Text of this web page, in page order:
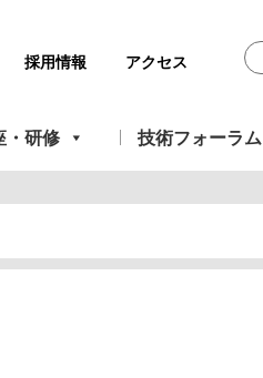
採用情報 アクセス
・研修 技術フォーラム